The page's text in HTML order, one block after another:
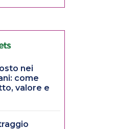
nei
come
valore e